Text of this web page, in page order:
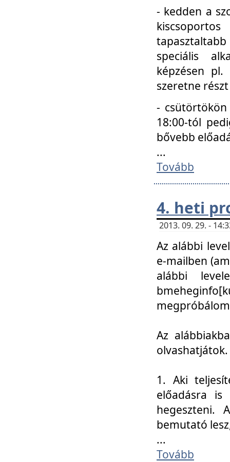
- kedden a
speciális
képzésen
szeretne
- csütörtökön
18:00-tól
bővebb
...
Tovább
4. heti
2013. 09. 29. -
Az alábbi
e-mailben
alábbi
Az
olvashatjátok.
1. Aki
előadásra
hegeszteni.
bemutató
...
Tovább